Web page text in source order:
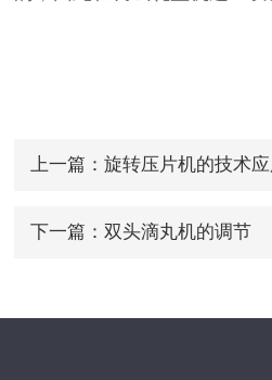
上一篇： 旋转压片机的技术应
下一篇： 双头滴丸机的调节